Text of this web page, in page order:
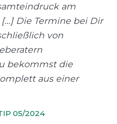
am
Die Termine bei Dir
von
bekommst die
aus einer
05/2024